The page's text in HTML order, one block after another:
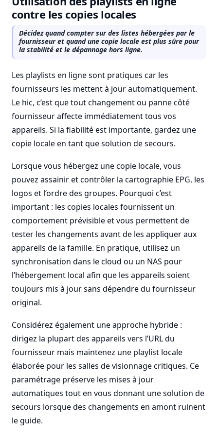
contre les copies locales
Décidez quand compter sur des listes hébergées par le
fournisseur et quand une copie locale est plus sûre pour
la stabilité et le dépannage hors ligne.
Les playlists en ligne sont pratiques car les
fournisseurs les mettent à jour automatiquement.
Le hic, c’est que tout changement ou panne côté
fournisseur affecte immédiatement tous vos
appareils. Si la fiabilité est importante, gardez une
copie locale en tant que solution de secours.
Lorsque vous hébergez une copie locale, vous
pouvez assainir et contrôler la cartographie EPG, les
logos et l’ordre des groupes. Pourquoi c’est
important : les copies locales fournissent un
comportement prévisible et vous permettent de
tester les changements avant de les appliquer aux
appareils de la famille. En pratique, utilisez un
synchronisation dans le cloud ou un NAS pour
l’hébergement local afin que les appareils soient
toujours mis à jour sans dépendre du fournisseur
original.
Considérez également une approche hybride :
dirigez la plupart des appareils vers l’URL du
fournisseur mais maintenez une playlist locale
élaborée pour les salles de visionnage critiques. Ce
paramétrage préserve les mises à jour
automatiques tout en vous donnant une solution de
secours lorsque des changements en amont ruinent
le guide.